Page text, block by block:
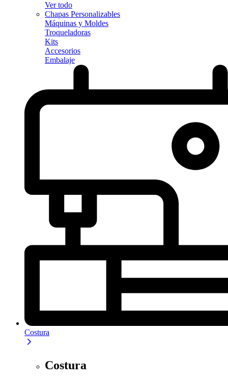
Ver todo
Chapas Personalizables
Máquinas y Moldes
Troqueladoras
Kits
Accesorios
Embalaje
Costura
Costura